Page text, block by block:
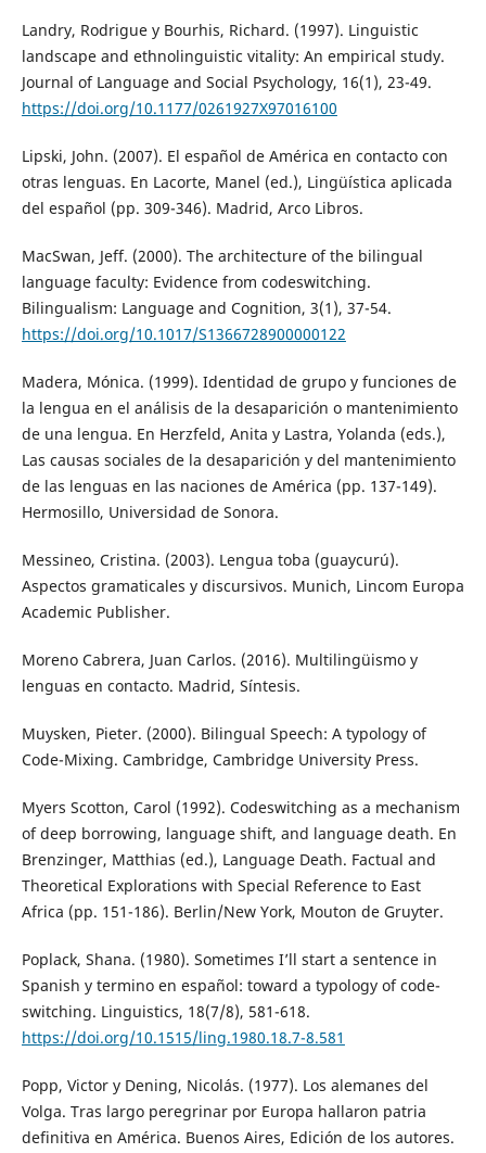
Landry, Rodrigue y Bourhis, Richard. (1997). Linguistic
landscape and ethnolinguistic vitality: An empirical study.
Journal of Language and Social Psychology, 16(1), 23-49.
https://doi.org/10.1177/0261927X97016100
Lipski, John. (2007). El español de América en contacto con
otras lenguas. En Lacorte, Manel (ed.), Lingüística aplicada
del español (pp. 309-346). Madrid, Arco Libros.
MacSwan, Jeff. (2000). The architecture of the bilingual
language faculty: Evidence from codeswitching.
Bilingualism: Language and Cognition, 3(1), 37-54.
https://doi.org/10.1017/S1366728900000122
Madera, Mónica. (1999). Identidad de grupo y funciones de
la lengua en el análisis de la desaparición o mantenimiento
de una lengua. En Herzfeld, Anita y Lastra, Yolanda (eds.),
Las causas sociales de la desaparición y del mantenimiento
de las lenguas en las naciones de América (pp. 137-149).
Hermosillo, Universidad de Sonora.
Messineo, Cristina. (2003). Lengua toba (guaycurú).
Aspectos gramaticales y discursivos. Munich, Lincom Europa
Academic Publisher.
Moreno Cabrera, Juan Carlos. (2016). Multilingüismo y
lenguas en contacto. Madrid, Síntesis.
Muysken, Pieter. (2000). Bilingual Speech: A typology of
Code-Mixing. Cambridge, Cambridge University Press.
Myers Scotton, Carol (1992). Codeswitching as a mechanism
of deep borrowing, language shift, and language death. En
Brenzinger, Matthias (ed.), Language Death. Factual and
Theoretical Explorations with Special Reference to East
Africa (pp. 151-186). Berlin/New York, Mouton de Gruyter.
Poplack, Shana. (1980). Sometimes I’ll start a sentence in
Spanish y termino en español: toward a typology of code-
switching. Linguistics, 18(7/8), 581-618.
https://doi.org/10.1515/ling.1980.18.7-8.581
Popp, Victor y Dening, Nicolás. (1977). Los alemanes del
Volga. Tras largo peregrinar por Europa hallaron patria
definitiva en América. Buenos Aires, Edición de los autores.